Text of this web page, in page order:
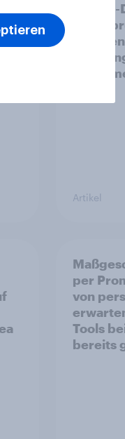
[DE
Artikel
per
von
Tools
bereits